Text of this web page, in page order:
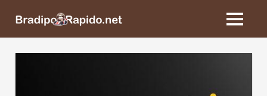
BradipoRapido.net
MENU